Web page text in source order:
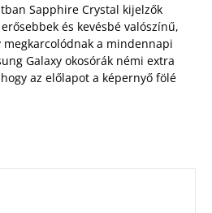
Sapphire Crystal kijelzők
és kevésbé valószínű,
megkarcolódnak a mindennapi
Galaxy okosórák némi extra
az előlapot a képernyő fölé